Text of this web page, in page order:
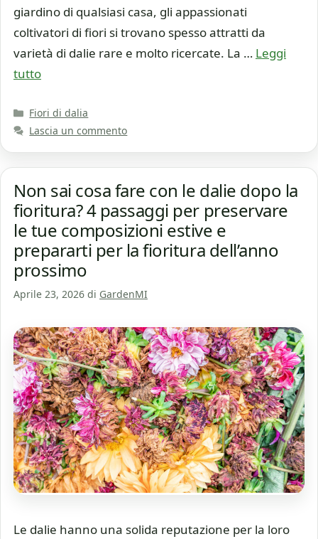
giardino di qualsiasi casa, gli appassionati
coltivatori di fiori si trovano spesso attratti da
varietà di dalie rare e molto ricercate. La … Leggi
tutto
Categorie
Fiori di dalia
Lascia un commento
Non sai cosa fare con le dalie dopo la
fioritura? 4 passaggi per preservare
le tue composizioni estive e
prepararti per la fioritura dell’anno
prossimo
Aprile 23, 2026 di GardenMI
Le dalie hanno una solida reputazione per la loro